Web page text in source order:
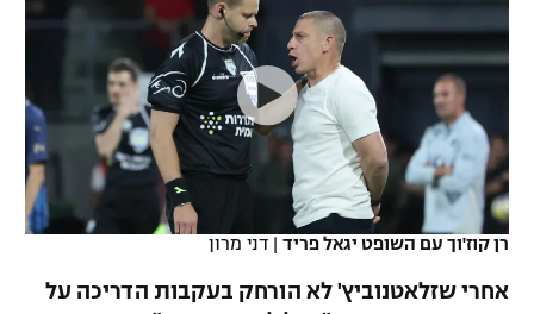
רץ ברשת
תוצאות
נבחרת ישראל
מכבי חיפה
בית"ר ירושלים
מכבי תל אביב
הפועל תל אביב
ליגה ספרדית
ליגה איטלקית
ליגה צרפתית
ליגה הולנדית
ליגה טורקית
מכבי תל אביב
הפועל חולון
הפועל ירושלים
דני אבדיה
יורוקאפ
טניס
כדוריד
כדורעף
שחייה
ג'ודו
רן קוז'וך עם השופט יגאל פריד | דני מרון
אחרי שזלאטנוביץ' לא הורחק בעקבות הדריכה על